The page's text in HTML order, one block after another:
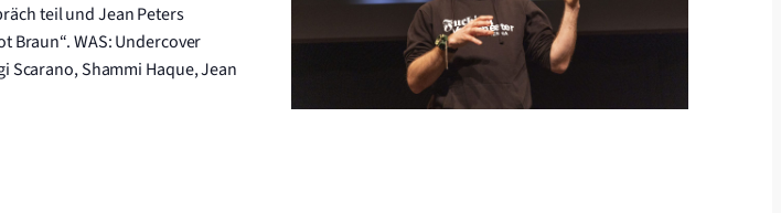
teil und Jean Peters
Braun“. WAS: Undercover
Scarano, Shammi Haque, Jean